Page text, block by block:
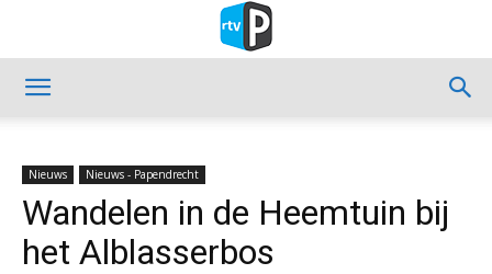
Nieuws Nieuws - Papendrecht
Wandelen in de Heemtuin bij
het Alblasserbos